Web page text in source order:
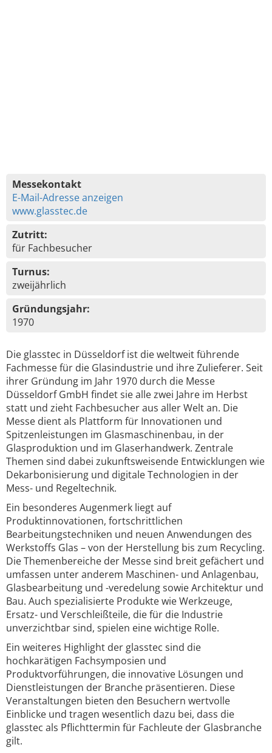
Messekontakt
E-Mail-Adresse anzeigen
www.glasstec.de
Zutritt:
für Fachbesucher
Turnus:
zweijährlich
Gründungsjahr:
1970
Die glasstec in Düsseldorf ist die weltweit führende
Fachmesse für die Glasindustrie und ihre Zulieferer. Seit
ihrer Gründung im Jahr 1970 durch die Messe
Düsseldorf GmbH findet sie alle zwei Jahre im Herbst
statt und zieht Fachbesucher aus aller Welt an. Die
Messe dient als Plattform für Innovationen und
Spitzenleistungen im Glasmaschinenbau, in der
Glasproduktion und im Glaserhandwerk. Zentrale
Themen sind dabei zukunftsweisende Entwicklungen wie
Dekarbonisierung und digitale Technologien in der
Mess- und Regeltechnik.
Ein besonderes Augenmerk liegt auf
Produktinnovationen, fortschrittlichen
Bearbeitungstechniken und neuen Anwendungen des
Werkstoffs Glas – von der Herstellung bis zum Recycling.
Die Themenbereiche der Messe sind breit gefächert und
umfassen unter anderem Maschinen- und Anlagenbau,
Glasbearbeitung und -veredelung sowie Architektur und
Bau. Auch spezialisierte Produkte wie Werkzeuge,
Ersatz- und Verschleißteile, die für die Industrie
unverzichtbar sind, spielen eine wichtige Rolle.
Ein weiteres Highlight der glasstec sind die
hochkarätigen Fachsymposien und
Produktvorführungen, die innovative Lösungen und
Dienstleistungen der Branche präsentieren. Diese
Veranstaltungen bieten den Besuchern wertvolle
Einblicke und tragen wesentlich dazu bei, dass die
glasstec als Pflichttermin für Fachleute der Glasbranche
gilt.